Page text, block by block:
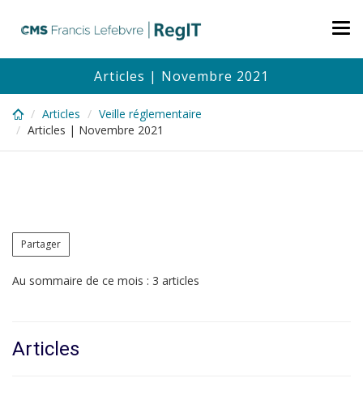
content
Articles | Novembre 2021
Articles
Veille réglementaire
Articles | Novembre 2021
Partager
Au sommaire de ce mois : 3 articles
Articles